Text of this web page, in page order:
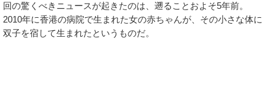
回の驚くべきニュースが起きたのは、遡ることおよそ5年前。
2010年に香港の病院で生まれた女の赤ちゃんが、その小さな体に
双子を宿して生まれたというものだ。